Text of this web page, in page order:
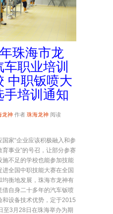
年珠海市龙
职业培训
中职钣喷大
手培训通知
龙神 作者 珠海龙神 阅读
国家“企业应该积极融入和参
育事业”的号召，让部分参赛
施不足的学校也能参加技能
进全国中职技能大赛在全国
均衡地发展，珠海市龙神有
借自身二十多年的汽车钣喷
和设备技术优势，定于2015
至3月28日在珠海举办为期